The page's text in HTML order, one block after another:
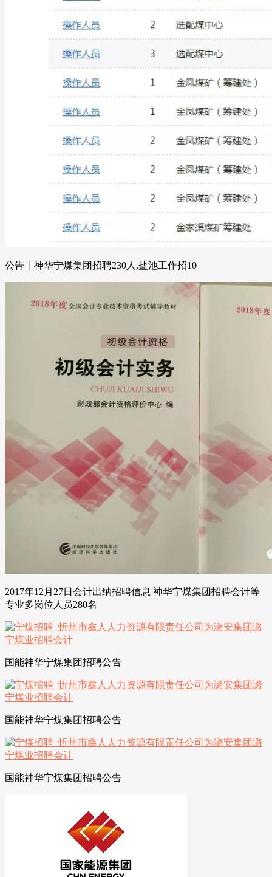
公告丨神华宁煤集团招聘230人,盐池工作招10
2017年12月27日会计出纳招聘信息 神华宁煤集团招聘会计等
专业多岗位人员280名
国能神华宁煤集团招聘公告
国能神华宁煤集团招聘公告
国能神华宁煤集团招聘公告